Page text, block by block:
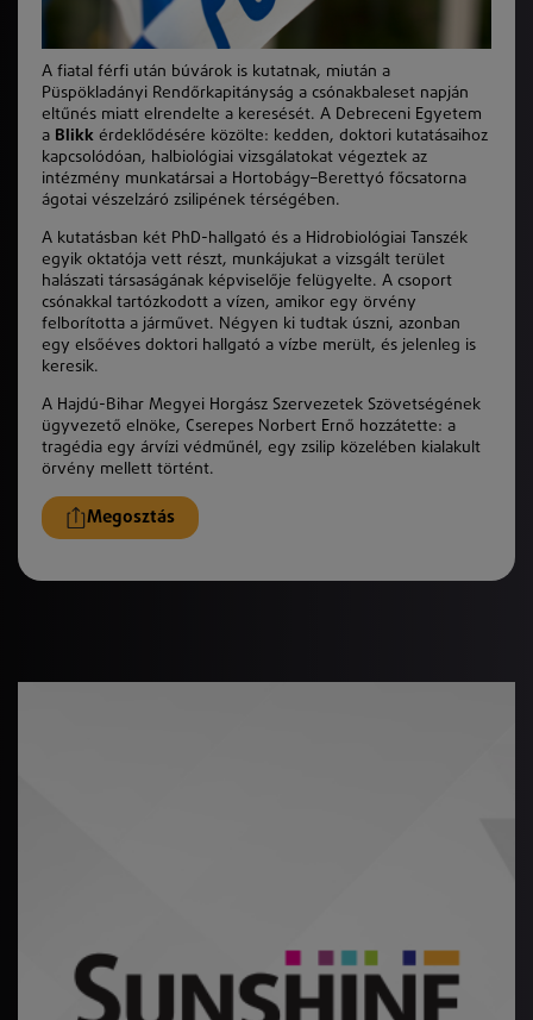
A fiatal férfi után búvárok is kutatnak, miután a
Püspökladányi Rendőrkapitányság a csónakbaleset napján
eltűnés miatt elrendelte a keresését. A Debreceni Egyetem
a Blikk érdeklődésére közölte: kedden, doktori kutatásaihoz
kapcsolódóan, halbiológiai vizsgálatokat végeztek az
intézmény munkatársai a Hortobágy–Berettyó főcsatorna
ágotai vészelzáró zsilipének térségében.
A kutatásban két PhD-hallgató és a Hidrobiológiai Tanszék
egyik oktatója vett részt, munkájukat a vizsgált terület
halászati társaságának képviselője felügyelte. A csoport
csónakkal tartózkodott a vízen, amikor egy örvény
felborította a járművet. Négyen ki tudtak úszni, azonban
egy elsőéves doktori hallgató a vízbe merült, és jelenleg is
keresik.
A Hajdú-Bihar Megyei Horgász Szervezetek Szövetségének
ügyvezető elnöke, Cserepes Norbert Ernő hozzátette: a
tragédia egy árvízi védműnél, egy zsilip közelében kialakult
örvény mellett történt.
Megosztás